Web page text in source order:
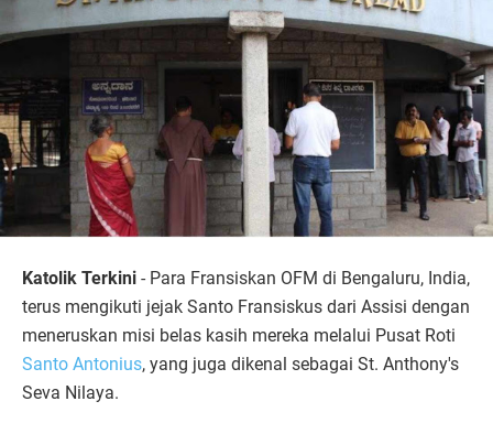
Katolik Terkini - Para Fransiskan OFM di Bengaluru, India,
terus mengikuti jejak Santo Fransiskus dari Assisi dengan
meneruskan misi belas kasih mereka melalui Pusat Roti
Santo Antonius, yang juga dikenal sebagai St. Anthony's
Seva Nilaya.